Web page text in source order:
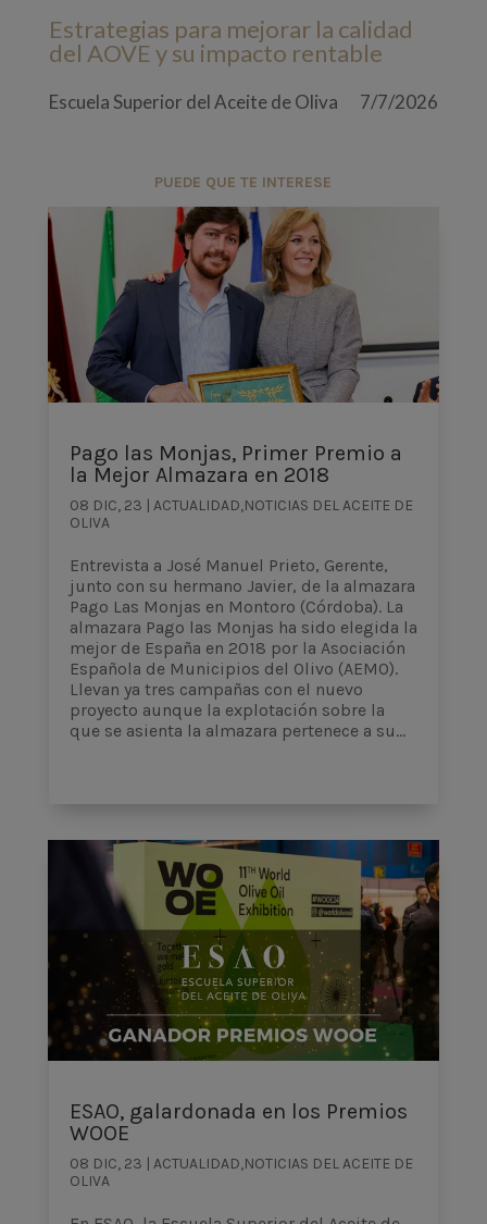
Estrategias para mejorar la calidad
del AOVE y su impacto rentable
Escuela Superior del Aceite de Oliva 7/7/2026
PUEDE QUE TE INTERESE
Pago las Monjas, Primer Premio a
la Mejor Almazara en 2018
08 DIC, 23 | ACTUALIDAD,NOTICIAS DEL ACEITE DE
OLIVA
Entrevista a José Manuel Prieto, Gerente,
junto con su hermano Javier, de la almazara
Pago Las Monjas en Montoro (Córdoba). La
almazara Pago las Monjas ha sido elegida la
mejor de España en 2018 por la Asociación
Española de Municipios del Olivo (AEMO).
Llevan ya tres campañas con el nuevo
proyecto aunque la explotación sobre la
que se asienta la almazara pertenece a su...
ESAO, galardonada en los Premios
WOOE
08 DIC, 23 | ACTUALIDAD,NOTICIAS DEL ACEITE DE
OLIVA